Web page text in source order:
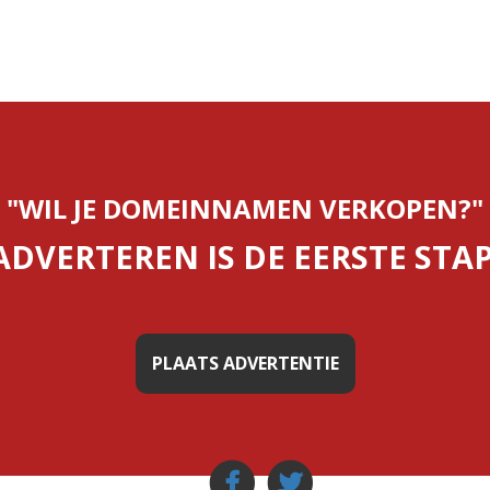
"WIL JE DOMEINNAMEN VERKOPEN?"
IS DE EERSTE
PLAATS ADVERTENTIE